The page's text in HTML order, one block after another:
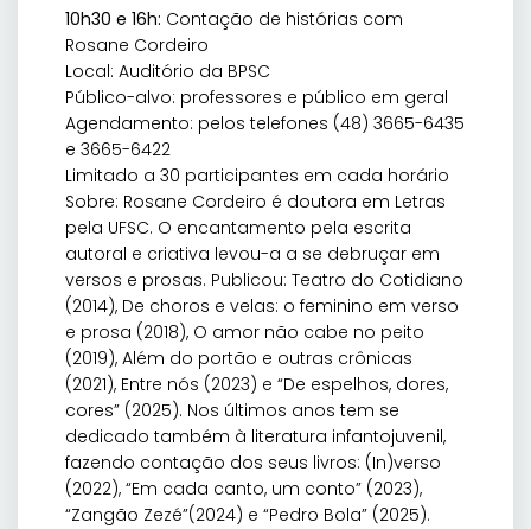
10h30 e 16h: Contação de histórias com
Rosane Cordeiro
Local: Auditório da BPSC
Público-alvo: professores e público em geral
Agendamento: pelos telefones (48) 3665-6435
e 3665-6422
Limitado a 30 participantes em cada horário
Sobre: Rosane Cordeiro é doutora em Letras
pela UFSC. O encantamento pela escrita
autoral e criativa levou-a a se debruçar em
versos e prosas. Publicou: Teatro do Cotidiano
(2014), De choros e velas: o feminino em verso
e prosa (2018), O amor não cabe no peito
(2019), Além do portão e outras crônicas
(2021), Entre nós (2023) e “De espelhos, dores,
cores” (2025). Nos últimos anos tem se
dedicado também à literatura infantojuvenil,
fazendo contação dos seus livros: (In)verso
(2022), “Em cada canto, um conto” (2023),
“Zangão Zezé”(2024) e “Pedro Bola” (2025).